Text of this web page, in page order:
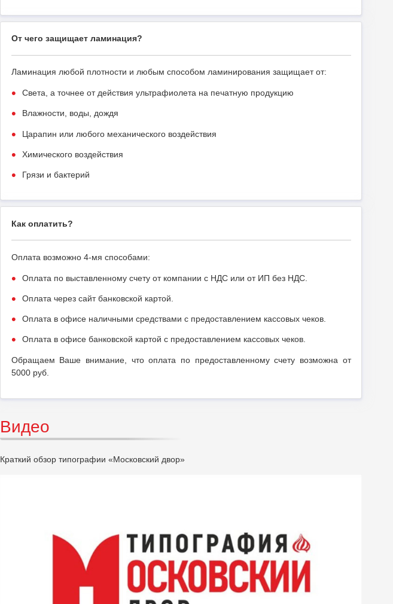
От чего защищает ламинация?
Ламинация любой плотности и любым способом ламинирования защищает от:
Света, а точнее от действия ультрафиолета на печатную продукцию
Влажности, воды, дождя
Царапин или любого механического воздействия
Химического воздействия
Грязи и бактерий
Как оплатить?
Оплата возможно 4-мя способами:
Оплата по выставленному счету от компании с НДС или от ИП без НДС.
Оплата через сайт банковской картой.
Оплата в офисе наличными средствами с предоставлением кассовых чеков.
Оплата в офисе банковской картой с предоставлением кассовых чеков.
Обращаем Ваше внимание, что оплата по предоставленному счету возможна от
5000 руб.
Видео
Краткий обзор типографии «Московский двор»